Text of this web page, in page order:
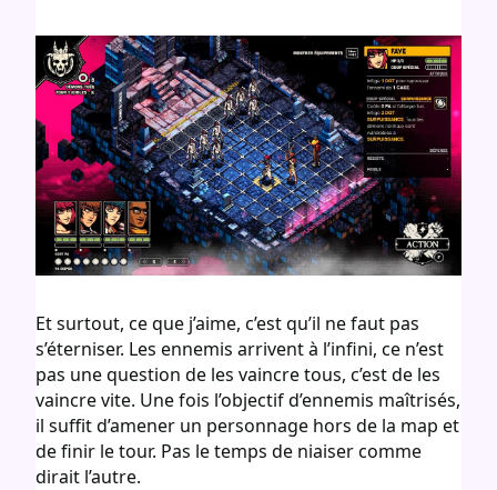
Et surtout, ce que j’aime, c’est qu’il ne faut pas
s’éterniser. Les ennemis arrivent à l’infini, ce n’est
pas une question de les vaincre tous, c’est de les
vaincre vite. Une fois l’objectif d’ennemis maîtrisés,
il suffit d’amener un personnage hors de la map et
de finir le tour. Pas le temps de niaiser comme
dirait l’autre.